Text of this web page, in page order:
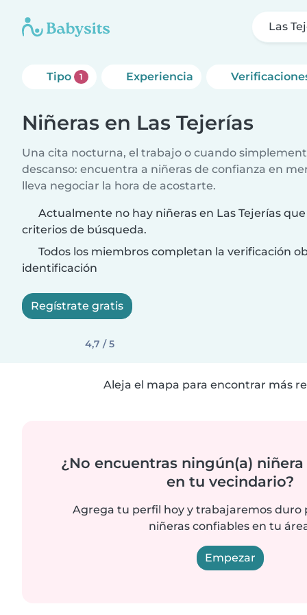
Las
Tipo 1 Experiencia
Niñeras en Las Tejerías
Una cita nocturna, el trabajo o cuando
descanso: encuentra a niñeras de confianza en
lleva negociar la hora de acostarte.
Actualmente no hay niñeras en Las Tejerías
criterios de búsqueda.
Todos los miembros completan la verificación
identificación
Regístrate gratis
4,7 / 5
Aleja el mapa para encontrar más
¿No encuentras ningún(a)
en tu vecindario?
Agrega tu perfil hoy y trabajaremos duro
niñeras confiables en tu
Empezar